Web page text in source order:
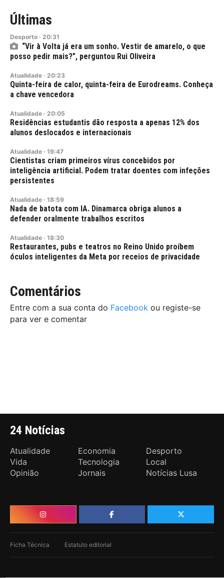
Últimas
Desporto · 20:31
“Vir à Volta já era um sonho. Vestir de amarelo, o que
posso pedir mais?”, perguntou Rui Oliveira
Atualidade · 20:23
Quinta-feira de calor, quinta-feira de Eurodreams. Conheça
a chave vencedora
Atualidade · 20:05
Residências estudantis dão resposta a apenas 12% dos
alunos deslocados e internacionais
Atualidade · 19:47
Cientistas criam primeiros vírus concebidos por
inteligência artificial. Podem tratar doentes com infeções
persistentes
Atualidade · 18:59
Nada de batota com IA. Dinamarca obriga alunos a
defender oralmente trabalhos escritos
Atualidade · 18:30
Restaurantes, pubs e teatros no Reino Unido proíbem
óculos inteligentes da Meta por receios de privacidade
Comentários
Entre com a sua conta do Facebook ou registe-se
para ver e comentar
24 Notícias
Atualidade Economia
Desporto
Vida
Tecnologia
Local
Opinião
Jornais Notícias Lusa
Ficha Técnica Estatuto editorial